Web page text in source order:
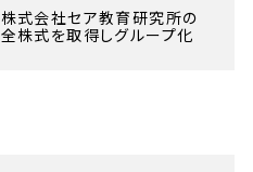
株式会社セア教育研究所の
全株式を取得しグループ化